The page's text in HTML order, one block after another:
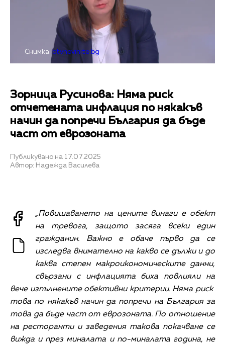
Снимка:btvnovinite.bg
Зорница Русинова: Няма риск
отчетената инфлация по някакъв
начин да попречи България да бъде
част от еврозоната
Публикувано на 17.07.2025
Автор: Надежда Василева
„Повишаването на цените винаги е обект
на тревога, защото засяга всеки един
гражданин. Важно е обаче първо да се
изследва внимателно на какво се дължи и до
каква степен макроикономическите данни,
свързани с инфлацията биха повлияли на
вече изпълнените обективни критерии. Няма риск
това по някакъв начин да попречи на България за
това да бъде част от еврозоната. По отношение
на ресторанти и заведения такова покачване се
вижда и през миналата и по-миналата година, не